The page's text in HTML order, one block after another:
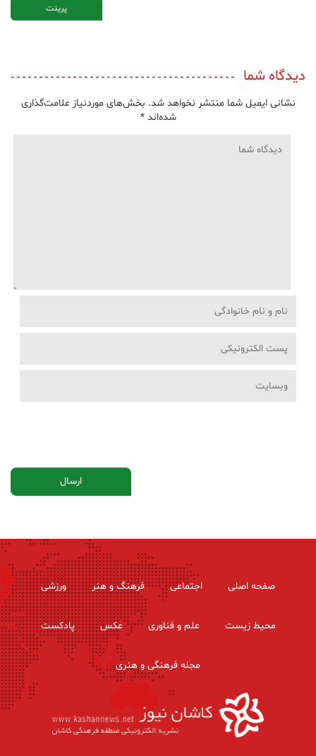
پرینت
دیدگاه شما
نشانی ایمیل شما منتشر نخواهد شد. بخش‌های موردنیاز علامت‌گذاری
شده‌اند*
صفحه اصلی اجتماعی فرهنگ و هنر ورزشی
محیط زیست علم و فناوری عکس پادکست
مجله فرهنگی و هنری